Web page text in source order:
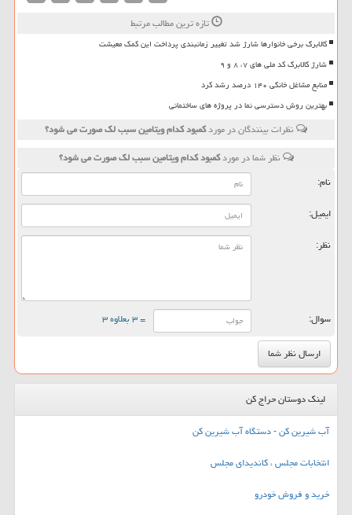
تازه ترین مطالب مرتبط
کالابرگ برخی خانوارها شارژ شد تغییر زمانبندی پرداخت این کمک معیشت
شارژ کالابرگ کد ملی های ۷، ۸ و ۹
منابع مشاغل خانگی ۱۴۰ درصد رشد کرد
بهترین روش دسترسی نما در پروژه های ساختمانی
نظرات بینندگان در موردکمبود کدام ویتامین سبب لک صورت می شود؟
نظر شما در موردکمبود کدام ویتامین سبب لک صورت می شود؟
نام:
ایمیل:
نظر:
سوال: = ۳ بعلاوه ۳
لینک دوستان حراج کن
آب شیرین کن - دستگاه آب شیرین کن
انتخابات مجلس ، کاندیدای مجلس
خرید و فروش خودرو